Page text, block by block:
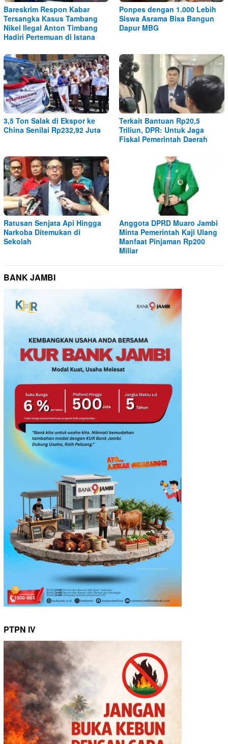
Bareskrim Respon Kabar
Tersangka Kasus Tambang
Nikel Ilegal Anton Timbang
Hadiri Pertemuan di Istana
Ponpes dengan 1.000 Lebih
Siswa Asrama Bisa Bangun
Dapur MBG
3,5 Ton Salak di Ekspor ke
China Senilai Rp232,92 Juta
Terkait Bantuan Rp20,5
Triliun, DPR: Untuk Jaga
Fiskal Pemerintah Daerah
Ratusan Senjata Api Hingga
Narkoba Ditemukan di
Sekolah
Anggota DPRD Muaro Jambi
Minta Pemerintah Kaji Ulang
Manfaat Pinjaman Rp200
Miliar
BANK JAMBI
PTPN IV